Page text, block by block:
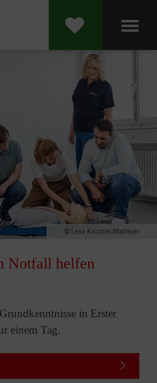
Lena Kirchner/Malteser
Notfall helfen
in Erster
einem Tag.